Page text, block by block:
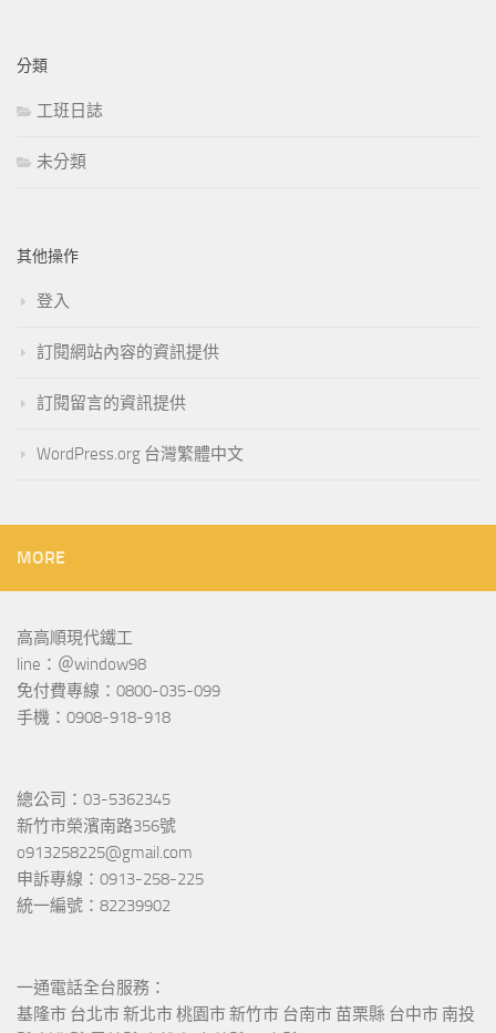
分類
工班日誌
未分類
其他操作
登入
訂閱網站內容的資訊提供
訂閱留言的資訊提供
WordPress.org 台灣繁體中文
MORE
高高順現代鐵工
line：＠window98
免付費專線：0800-035-099
手機：0908-918-918
總公司：03-5362345
新竹市榮濱南路356號
o913258225@gmail.com
申訴專線：0913-258-225
統一編號：82239902
一通電話全台服務：
基隆市 台北市 新北市 桃園市 新竹市 台南市 苗栗縣 台中市 南投